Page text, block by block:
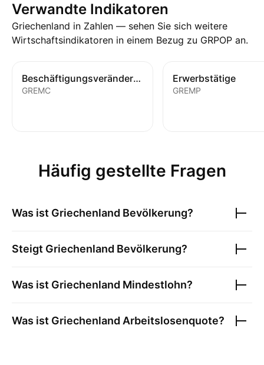
Verwandte Indikatoren
Griechenland in Zahlen — sehen Sie sich weitere
Wirtschaftsindikatoren in einem Bezug zu GRPOP an.
Beschäftigungsveränderung
GREMC
Erwerbstätige
GREMP
Häufig gestellte Fragen
Was ist Griechenland Bevölkerung?
Steigt Griechenland Bevölkerung?
Was ist Griechenland Mindestlohn?
Was ist Griechenland Arbeitslosenquote?